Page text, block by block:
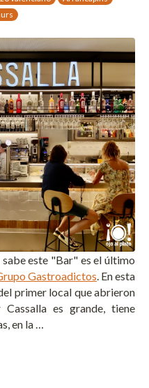
sabe este "Bar" es el último
Gastroadictos. En esta
primer local que abrieron
es grande, tiene
en la …